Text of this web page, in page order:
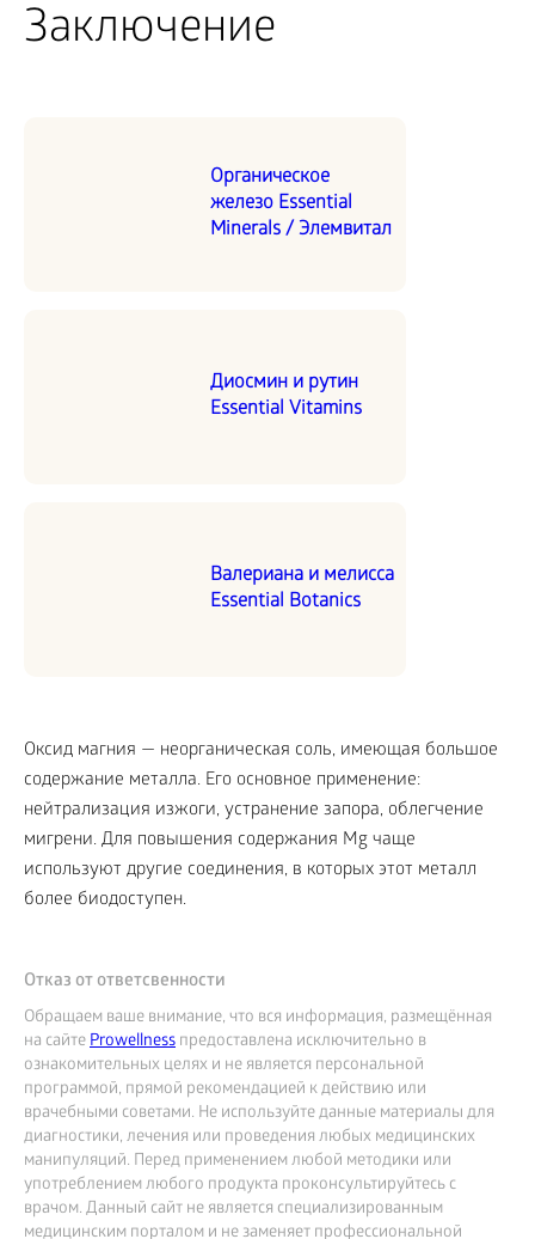
Заключение
Органическое
железо Essential
Minerals / Элемвитал
Диосмин и рутин
Essential Vitamins
Валериана и мелисса
Essential Botanics
Оксид магния — неорганическая соль, имеющая большое
содержание металла. Его основное применение:
нейтрализация изжоги, устранение запора, облегчение
мигрени. Для повышения содержания Mg чаще
используют другие соединения, в которых этот металл
более биодоступен.
Отказ от ответсвенности
Обращаем ваше внимание, что вся информация, размещённая
на сайтеProwellness предоставлена исключительно в
ознакомительных целях и не является персональной
программой, прямой рекомендацией к действию или
врачебными советами. Не используйте данные материалы для
диагностики, лечения или проведения любых медицинских
манипуляций. Перед применением любой методики или
употреблением любого продукта проконсультируйтесь с
врачом. Данный сайт не является специализированным
медицинским порталом и не заменяет профессиональной